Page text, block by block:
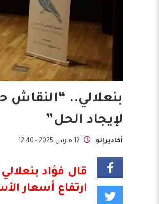
بنعلالي.. “النقاش
لإيجاد الحل”
أكاديرإنو 12 مارس 2025 - 12:40
قال فؤاد بنعلالي
ارتفاع أسعار